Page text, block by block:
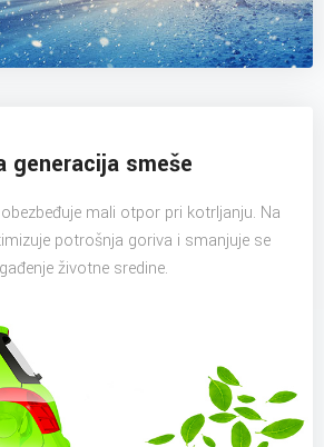
generacija smeše
mali otpor pri kotrljanju. Na
potrošnja goriva i smanjuje se
životne sredine.